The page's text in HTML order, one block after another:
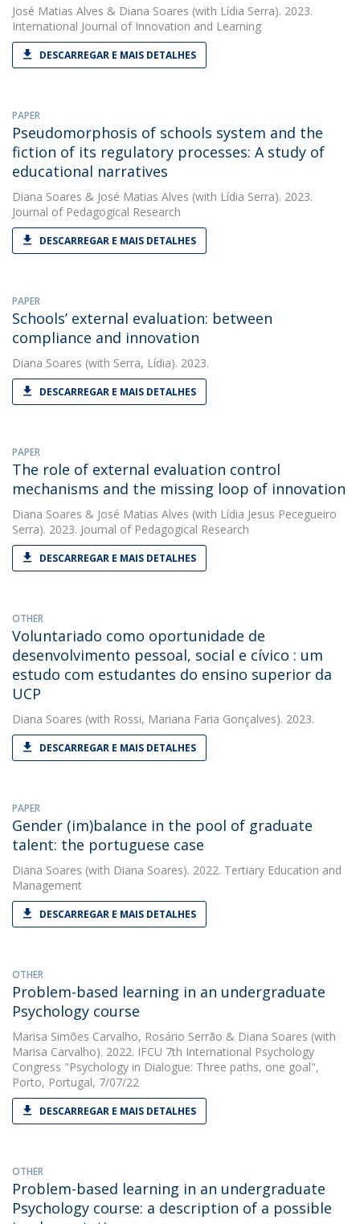
José Matias Alves & Diana Soares (with Lídia Serra). 2023.
International Journal of Innovation and Learning
DESCARREGAR E MAIS DETALHES
PAPER
Pseudomorphosis of schools system and the
fiction of its regulatory processes: A study of
educational narratives
Diana Soares & José Matias Alves (with Lídia Serra). 2023.
Journal of Pedagogical Research
DESCARREGAR E MAIS DETALHES
PAPER
Schools’ external evaluation: between
compliance and innovation
Diana Soares (with Serra, Lídia). 2023.
DESCARREGAR E MAIS DETALHES
PAPER
The role of external evaluation control
mechanisms and the missing loop of innovation
Diana Soares & José Matias Alves (with Lídia Jesus Pecegueiro
Serra). 2023. Journal of Pedagogical Research
DESCARREGAR E MAIS DETALHES
OTHER
Voluntariado como oportunidade de
desenvolvimento pessoal, social e cívico : um
estudo com estudantes do ensino superior da
UCP
Diana Soares (with Rossi, Mariana Faria Gonçalves). 2023.
DESCARREGAR E MAIS DETALHES
PAPER
Gender (im)balance in the pool of graduate
talent: the portuguese case
Diana Soares (with Diana Soares). 2022. Tertiary Education and
Management
DESCARREGAR E MAIS DETALHES
OTHER
Problem-based learning in an undergraduate
Psychology course
Marisa Simões Carvalho, Rosário Serrão & Diana Soares (with
Marisa Carvalho). 2022. IFCU 7th International Psychology
Congress "Psychology in Dialogue: Three paths, one goal",
Porto, Portugal, 7/07/22
DESCARREGAR E MAIS DETALHES
OTHER
Problem-based learning in an undergraduate
Psychology course: a description of a possible